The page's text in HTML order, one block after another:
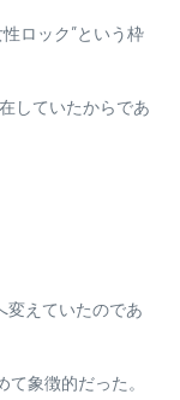
ロック”という枠
していたからであ
変えていたのであ
象徴的だった。